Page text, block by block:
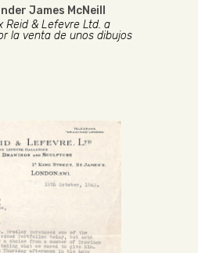
James McNeill
Reid & Lefevre Ltd. a
la venta de unos dibujos